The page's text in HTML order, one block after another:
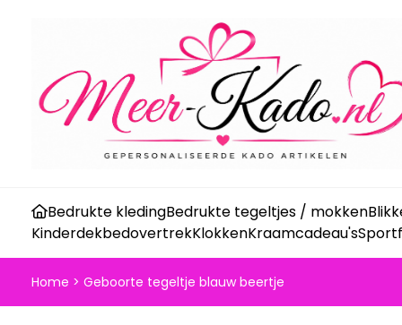
Bedrukte kledingBedrukte tegeltjes / mokken
KinderdekbedovertrekKlokkenKraamcadeau's
Home > Geboorte tegeltje blauw beertje